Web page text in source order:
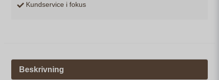
Kundservice i fokus
Beskrivning